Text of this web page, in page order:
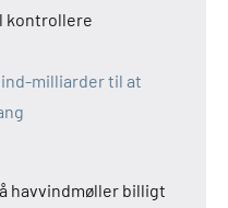
kontrollere
milliarder til at
havvindmøller billigt